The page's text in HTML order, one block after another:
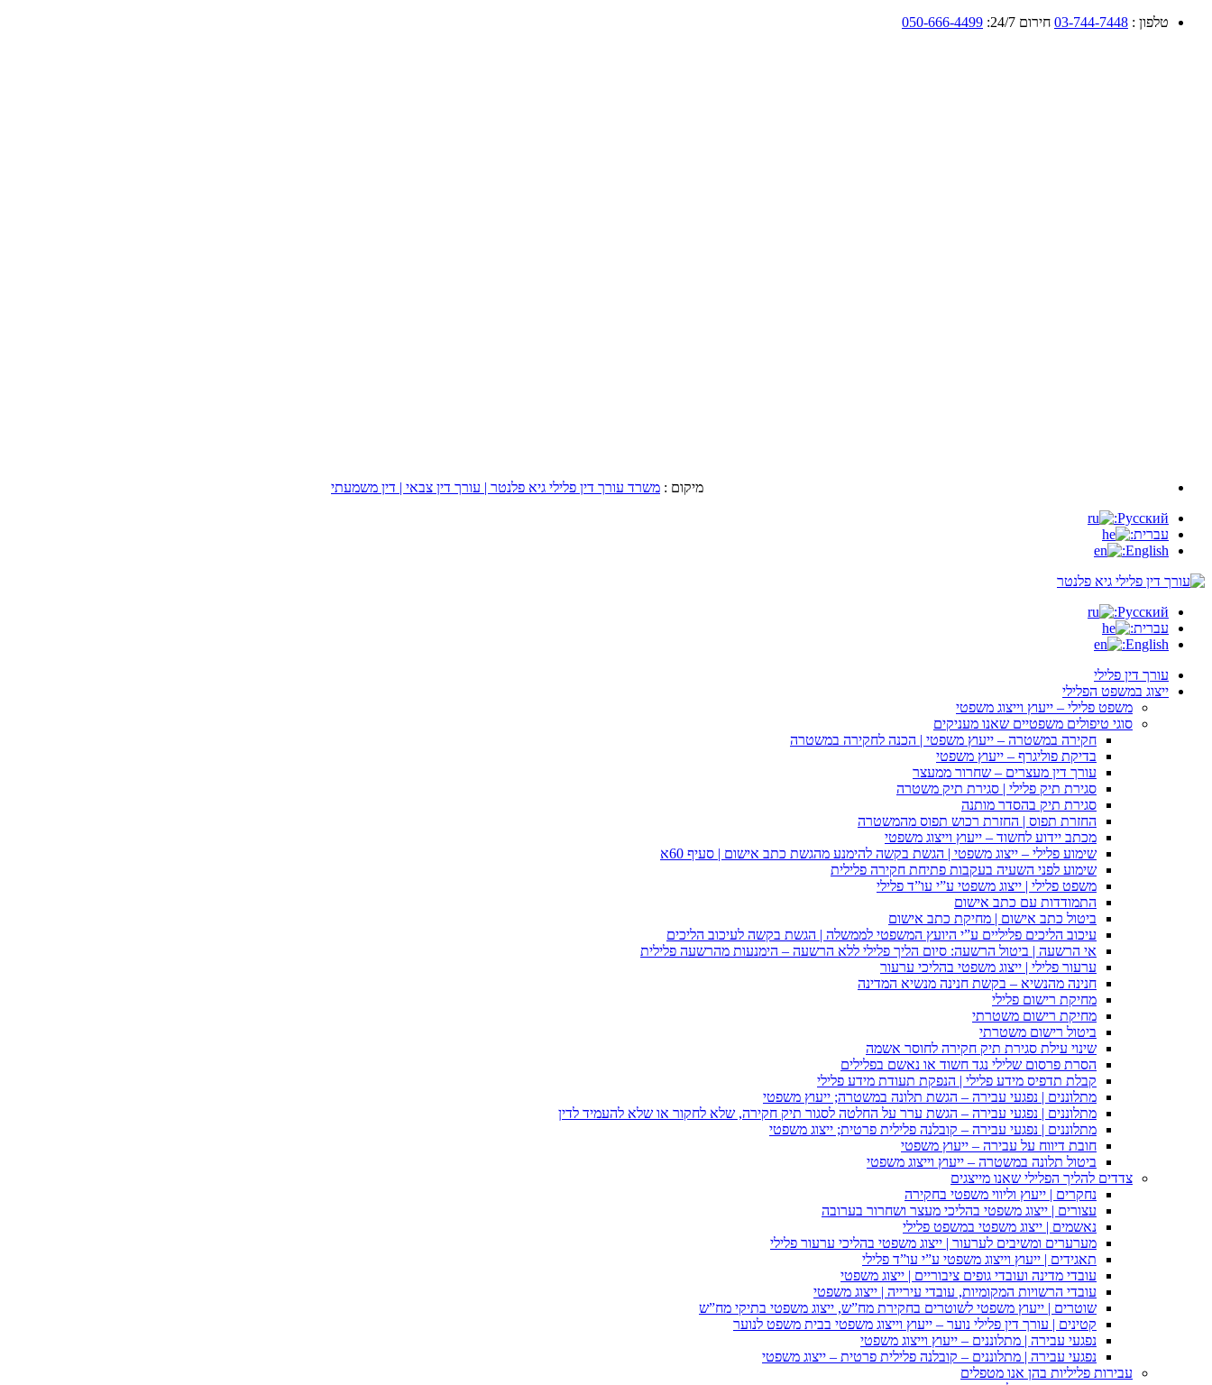
טלפון : 03-744-7448 חירום 24/7: 050-666-4499
מיקום : משרד עורך דין פלילי גיא פלנטר | עורך דין צבאי | דין משמעתי
Русский:
עברית:
English:
Русский:
עברית:
English:
עורך דין פלילי
ייצוג במשפט הפלילי
משפט פלילי – ייעוץ וייצוג משפטי
סוגי טיפולים משפטיים שאנו מעניקים
חקירה במשטרה – ייעוץ משפטי | הכנה לחקירה במשטרה
בדיקת פוליגרף – ייעוץ משפטי
עורך דין מעצרים – שחרור ממעצר
סגירת תיק פלילי | סגירת תיק משטרה
סגירת תיק בהסדר מותנה
החזרת תפוס | החזרת רכוש תפוס מהמשטרה
מכתב יידוע לחשוד – ייעוץ וייצוג משפטי
שימוע פלילי – ייצוג משפטי | הגשת בקשה להימנע מהגשת כתב אישום | סעיף 60א
שימוע לפני השעיה בעקבות פתיחת חקירה פלילית
משפט פלילי | ייצוג משפטי ע”י עו”ד פלילי
התמודדות עם כתב אישום
ביטול כתב אישום | מחיקת כתב אישום
עיכוב הליכים פליליים ע”י היועץ המשפטי לממשלה | הגשת בקשה לעיכוב הליכים
אי הרשעה | ביטול הרשעה: סיום הליך פלילי ללא הרשעה – הימנעות מהרשעה פלילית
ערעור פלילי | ייצוג משפטי בהליכי ערעור
חנינה מהנשיא – בקשת חנינה מנשיא המדינה
מחיקת רישום פלילי
מחיקת רישום משטרתי
ביטול רישום משטרתי
שינוי עילת סגירת תיק חקירה לחוסר אשמה
הסרת פרסום שלילי נגד חשוד או נאשם בפלילים
קבלת תדפיס מידע פלילי | הנפקת תעודת מידע פלילי
מתלוננים | נפגעי עבירה – הגשת תלונה במשטרה; ייעוץ משפטי
מתלוננים | נפגעי עבירה – הגשת ערר על החלטה לסגור תיק חקירה, שלא לחקור או שלא להעמיד לדין
מתלוננים | נפגעי עבירה – קובלנה פלילית פרטית; ייצוג משפטי
חובת דיווח על עבירה – ייעוץ משפטי
ביטול תלונה במשטרה – ייעוץ וייצוג משפטי
צדדים להליך הפלילי שאנו מייצגים
נחקרים | ייעוץ וליווי משפטי בחקירה
עצורים | ייצוג משפטי בהליכי מעצר ושחרור בערובה
נאשמים | ייצוג משפטי במשפט פלילי
מערערים ומשיבים לערעור | ייצוג משפטי בהליכי ערעור פלילי
תאגידים | ייעוץ וייצוג משפטי ע”י עו”ד פלילי
עובדי מדינה ועובדי גופים ציבוריים | ייצוג משפטי
עובדי הרשויות המקומיות, עובדי עירייה | ייצוג משפטי
שוטרים | ייעוץ משפטי לשוטרים בחקירת מח”ש, ייצוג משפטי בתיקי מח”ש
קטינים | עורך דין פלילי נוער – ייעוץ וייצוג משפטי בבית משפט לנוער
נפגעי עבירה | מתלוננים – ייעוץ וייצוג משפטי
נפגעי עבירה | מתלוננים – קובלנה פלילית פרטית – ייצוג משפטי
עבירות פליליות בהן אנו מטפלים